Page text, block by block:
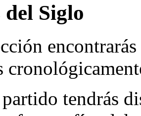
Siglo
partido tendrás